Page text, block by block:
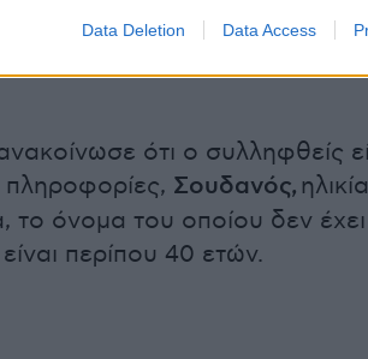
Data Deletion Data Access
την επίθεση, με έναν από
ότι ο συλληφθείς
πληροφορίες, Σουδανός,
το όνομα του οποίου δεν
περίπου 40 ετών.